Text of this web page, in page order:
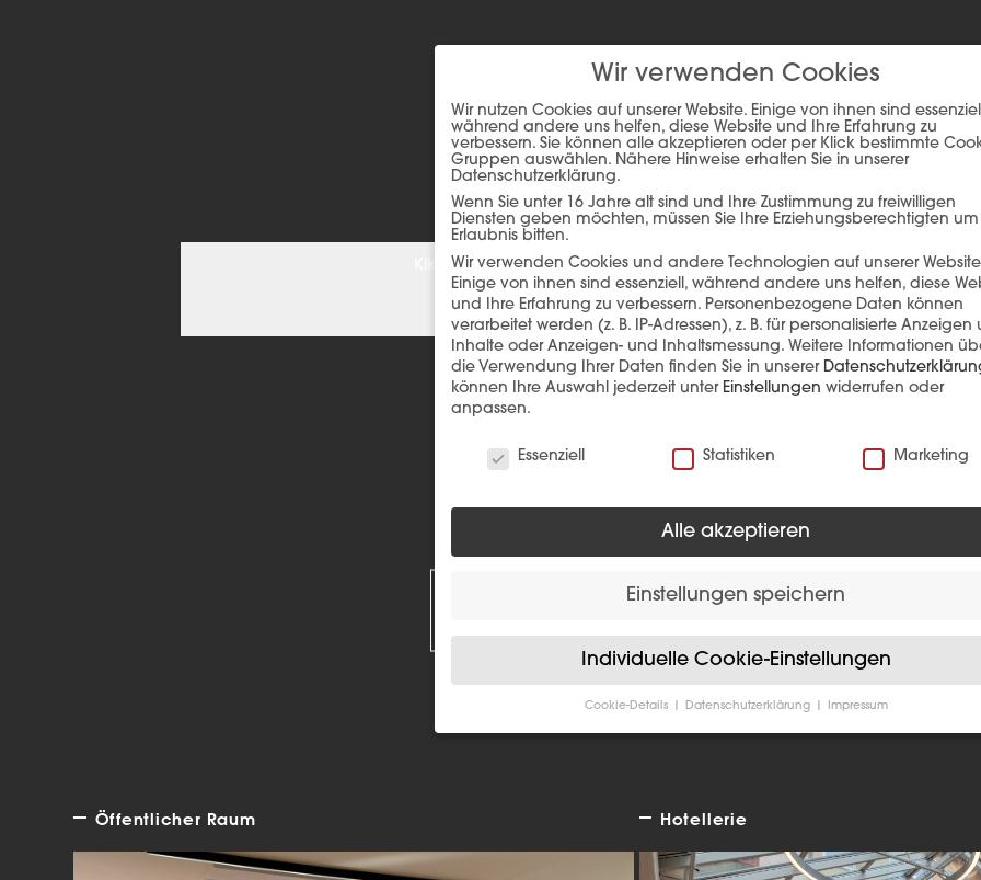
Klicken Sie auf den unteren Button, um den Inhalt von player.flipsnack.com
Inhalt laden
Öffentlicher Raum Hotellerie
Wir verwenden Cookies
Wir nutzen Cookies auf unserer Website. Einige von ihnen sind
während andere uns helfen, diese Website und Ihre Erfahrung zu
verbessern. Sie können alle akzeptieren oder per Klick bestimmte
Gruppen auswählen. Nähere Hinweise erhalten Sie in unserer
Datenschutzerklärung.
Wenn Sie unter 16 Jahre alt sind und Ihre Zustimmung zu freiwilligen
Diensten geben möchten, müssen Sie Ihre Erziehungsberechtigten um
Erlaubnis bitten.
Wir verwenden Cookies und andere Technologien auf unserer
Einige von ihnen sind essenziell, während andere uns helfen, diese
und Ihre Erfahrung zu verbessern. Personenbezogene Daten können
verarbeitet werden (z. B. IP-Adressen), z. B. für personalisierte Anzeigen
Inhalte oder Anzeigen- und Inhaltsmessung. Weitere Informationen
die Verwendung Ihrer Daten finden Sie in unserer
können Ihre Auswahl jederzeit unter Einstellungen widerrufen oder
anpassen.
Essenziell
Statistiken Marketing
Alle akzeptieren
Einstellungen speichern
Individuelle Cookie-Einstellungen
Cookie-Details Datenschutzerklärung Impressum
Datenschutzeinstellungen
Wir verwenden Cookies und andere Technologien auf unserer Website.
Einige von ihnen sind essenziell, während andere uns helfen, diese
und Ihre Erfahrung zu verbessern. Personenbezogene Daten können